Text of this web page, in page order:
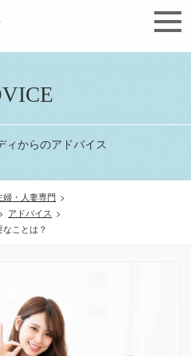
ィからのアドバイス
・人妻専門 >
> アドバイス >
ことは？